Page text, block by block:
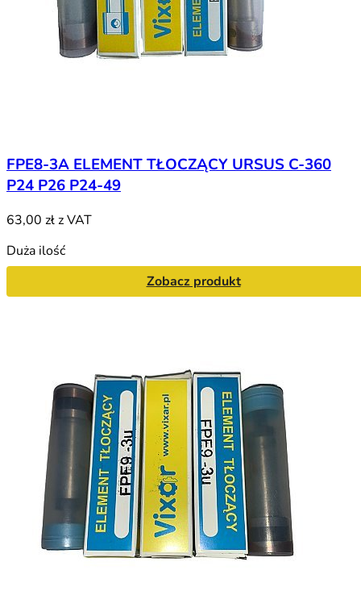
FPE8-3A ELEMENT TŁOCZĄCY URSUS C-360
P24 P26 P24-49
63,00 złz VAT
Duża ilość
Zobacz produkt